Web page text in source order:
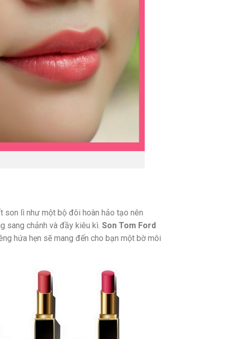
son lì như một bộ đôi hoàn hảo tạo nên
sang chảnh và đầy kiêu kì. Son Tom Ford
hứa hẹn sẽ mang đến cho bạn một bờ môi